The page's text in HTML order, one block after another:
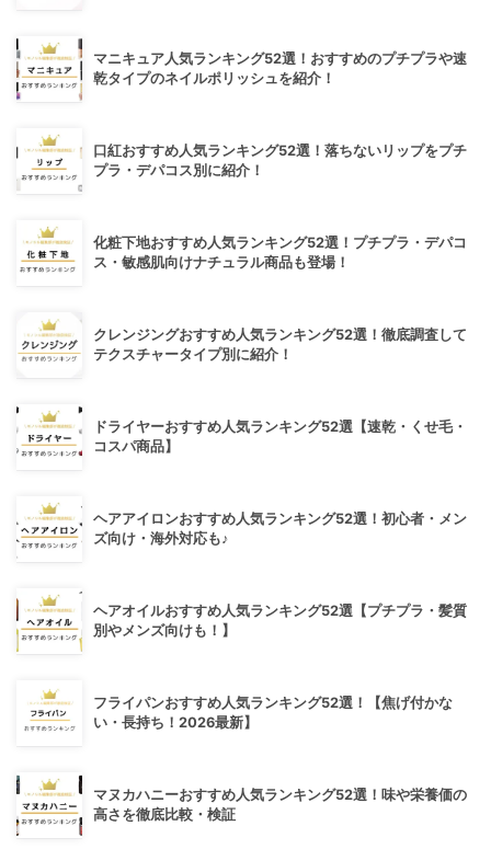
マニキュア人気ランキング52選！おすすめのプチプラや速
乾タイプのネイルポリッシュを紹介！
口紅おすすめ人気ランキング52選！落ちないリップをプチ
プラ・デパコス別に紹介！
化粧下地おすすめ人気ランキング52選！プチプラ・デパコ
ス・敏感肌向けナチュラル商品も登場！
クレンジングおすすめ人気ランキング52選！徹底調査して
テクスチャータイプ別に紹介！
ドライヤーおすすめ人気ランキング52選【速乾・くせ毛・
コスパ商品】
ヘアアイロンおすすめ人気ランキング52選！初心者・メン
ズ向け・海外対応も♪
ヘアオイルおすすめ人気ランキング52選【プチプラ・髪質
別やメンズ向けも！】
フライパンおすすめ人気ランキング52選！【焦げ付かな
い・長持ち！2026最新】
マヌカハニーおすすめ人気ランキング52選！味や栄養価の
高さを徹底比較・検証